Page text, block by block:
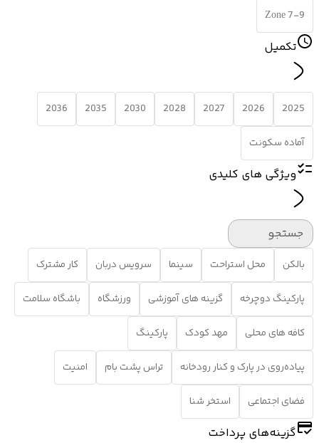
Zone 7-9
تکمیل
2025
2026
2027
2028
2030
2035
2036
آماده سکونت
ویژگی های کلیدی
جستجو
بالکن محل استراحت سینما سرویس دربان کار مشترک
پارکینگ دوچرخه گزینه های آموزشی ورزشگاه باشگاه سلامت
کافه های محلی مهد کودک پارکینگ
پیاده‌روی در پارک و کنار رودخانه تراس پشت بام امنیت
فضای اجتماعی استخر شنا
گزینه‌های پرداخت